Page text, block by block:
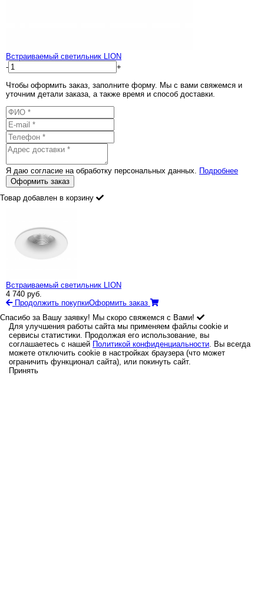
Встраиваемый светильник LION
-
+
Чтобы оформить заказ, заполните форму. Мы с вами свяжемся и
уточним детали заказа, а также время и способ доставки.
Я даю согласие на обработку персональных данных. Подробнее
Оформить заказ
Товар добавлен в корзину
Встраиваемый светильник LION
4 740 руб.
Продолжить покупкиОформить заказ
Спасибо за Вашу заявку! Мы скоро свяжемся с Вами!
Для улучшения работы сайта мы применяем файлы cookie и
сервисы статистики. Продолжая его использование, вы
соглашаетесь с нашей Политикой конфиденциальности. Вы всегда
можете отключить cookie в настройках браузера (что может
ограничить функционал сайта), или покинуть сайт.
Принять